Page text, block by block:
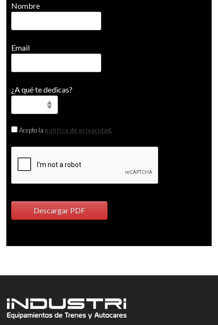
Nombre
Email
¿A qué te dedicas?
Acepto la política de privacidad.
Descargar PDF